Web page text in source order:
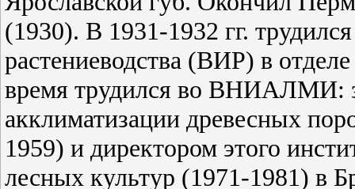
(1930). В 1931-1932 гг.
растениеводства (ВИР) в
время трудился во ВНИАЛМИ:
акклиматизации древесных
1959) и директором этого
лесных культур (1971-1981) в